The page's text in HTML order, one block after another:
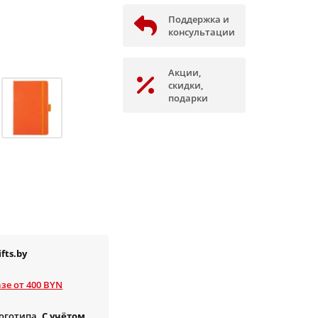
от 400 BYN
Поддержка и
консультации
Акции,
скидки,
подарки